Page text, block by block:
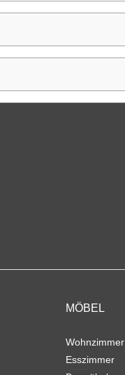
MÖBEL
Wohnzimmer
Esszimmer